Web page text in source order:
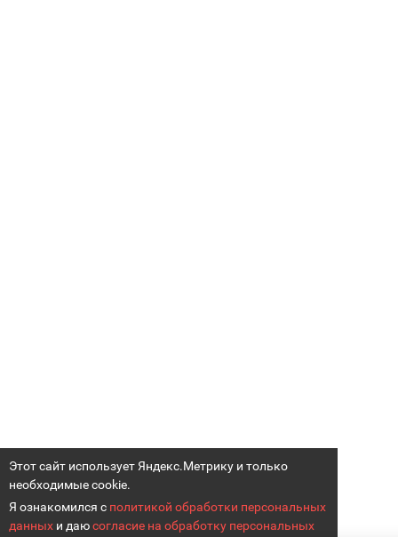
Этот сайт использует Яндекс.Метрику и только
необходимые cookie.
Я ознакомился с политикой обработки персональных
данных и даюсогласие на обработку персональных